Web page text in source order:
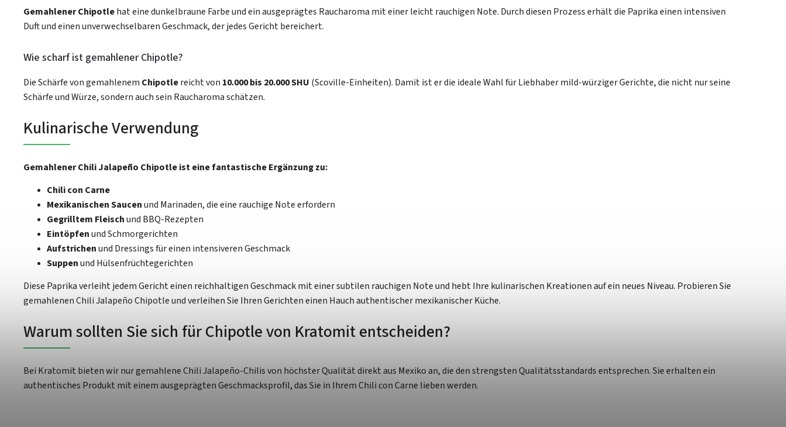
Gemahlener Chipotlehat eine dunkelbraune Farbe und ein ausgeprägtes Raucharoma mit einer leicht rauchigen Note. Durch diesen Prozess erhält die Paprika einen intensiven
Duft und einen unverwechselbaren Geschmack, der jedes Gericht bereichert.
Wie scharf ist gemahlener Chipotle?
Die Schärfe von gemahlenem Chipotlereicht von 10.000 bis 20.000 SHU (Scoville-Einheiten). Damit ist er die ideale Wahl für Liebhaber mild-würziger Gerichte, die nicht nur seine
Schärfe und Würze, sondern auch sein Raucharoma schätzen.
Kulinarische Verwendung
Gemahlener Chili Jalapeño Chipotle ist eine fantastische Ergänzung zu:
Chili con Carne
Mexikanischen Saucenund Marinaden, die eine rauchige Note erfordern
Gegrilltem Fleischund BBQ-Rezepten
Eintöpfenund Schmorgerichten
Aufstrichenund Dressings für einen intensiveren Geschmack
Suppenund Hülsenfrüchtegerichten
Diese Paprika verleiht jedem Gericht einen reichhaltigen Geschmack mit einer subtilen rauchigen Note und hebt Ihre kulinarischen Kreationen auf ein neues Niveau. Probieren Sie
gemahlenen Chili Jalapeño Chipotle und verleihen Sie Ihren Gerichten einen Hauch authentischer mexikanischer Küche.
Warum sollten Sie sich für Chipotle von Kratomit entscheiden?
Bei Kratomit bieten wir nur gemahlene Chili Jalapeño-Chilis von höchster Qualität direkt aus Mexiko an, die den strengsten Qualitätsstandards entsprechen. Sie erhalten ein
authentisches Produkt mit einem ausgeprägten Geschmacksprofil, das Sie in Ihrem Chili con Carne lieben werden.